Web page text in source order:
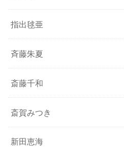
指出毬亜
斉藤朱夏
斎藤千和
斎賀みつき
新田恵海